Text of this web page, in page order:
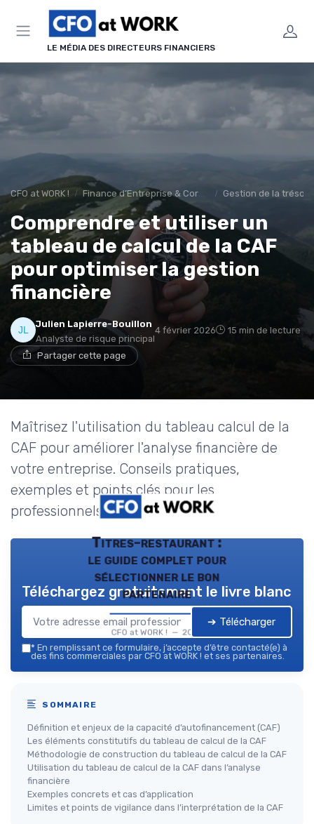
LE MÉDIA DES DIRECTEURS FINANCIERS
CFO at WORK ! Finance d’Entreprise & Corporate Finance Gestion de la
Comprendre et utiliser un
tableau de calcul de la CAF
pour optimiser la gestion
financière
Julien Lapierre-Bouillon
Analyste de risque principal
4 février 2026 15 min de lecture
Partager cette page
Maîtrisez l'utilisation du tableau calcul de la
CAF pour améliorer l'analyse financière de
votre entreprise. Conseils pratiques,
exemples et points clés pour les
professionnels de la finance.
Titres-restaurant :
le guide complet pour
sélectionner le bon
partenaire
CFO at WORK ! — 2026
Téléchargez gratuitement le livre blanc
➔ Télécharger
* En remplissant ce formulaire, j’accepte d’être contacté(e) à
des fins commerciales par CFO at WORK ! et ses partenaires.
SOMMAIRE
Définition et enjeux de la capacité d’autofinancement (CAF)
Les éléments constitutifs du tableau de calcul de la CAF
Méthodologie de construction du tableau de calcul de la CAF
Utilisation du tableau de calcul de la CAF dans l’analyse
financière
Exemples concrets et cas d’application
Limites et points de vigilance dans l’interprétation de la CAF
Panneau de gestion des cookies